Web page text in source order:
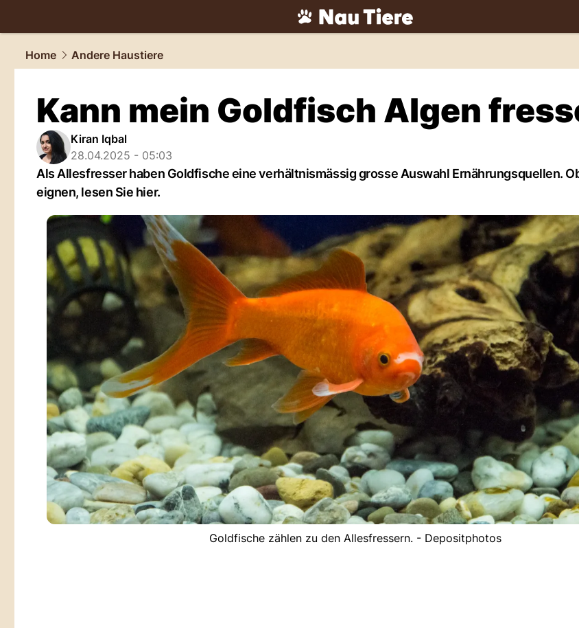
tiere.NAU.ch
Home
Andere Haustiere
Kann mein Goldfisch Algen
Kiran Iqbal
28.04.2025 - 05:03
Als Allesfresser haben Goldfische eine verhältnismässig grosse Auswahl Ernährungsquellen.
eignen, lesen Sie hier.
Goldfische zählen zu den Allesfressern. - Depositphotos